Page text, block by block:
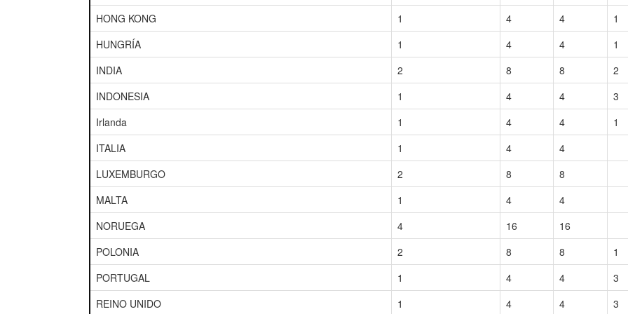
HONG KONG
1 4 4 1
HUNGRÍA
1 4 4
1
INDIA
2 8 8 2
INDONESIA
1 4 4 3
Irlanda
1 4 4 1
ITALIA
1 4
4
LUXEMBURGO
2 8 8
MALTA
1 4
4
NORUEGA
4 16 16
POLONIA
2 8 8
1
PORTUGAL
1 4 4 3
REINO UNIDO
1 4 4 3